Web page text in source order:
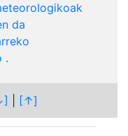
da
.
[↑]